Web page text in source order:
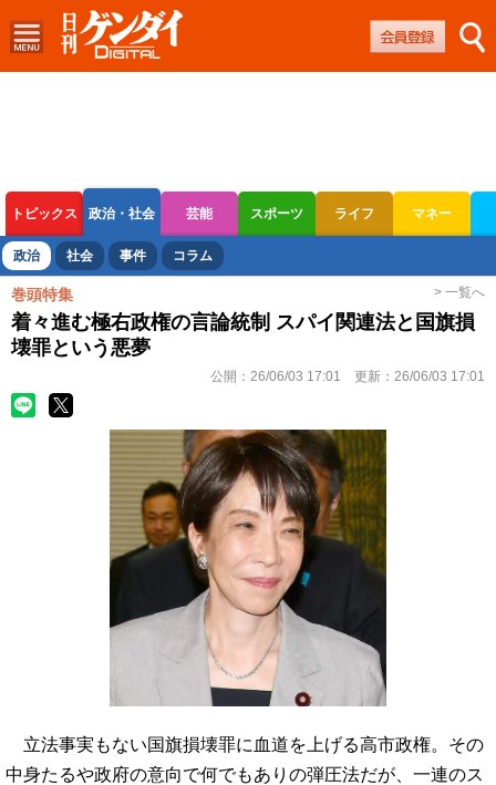
トピックス 政治・社会 芸能 スポーツ ライフ マネー
ボートレース 競輪 オートレース
政治 社会 事件 コラム
巻頭特集 > 一覧へ
着々進む極右政権の言論統制 スパイ関連法と国旗損
壊罪という悪夢
公開： 26/06/03 17:01 更新： 26/06/03 17:01
立法事実もない国旗損壊罪に血道を上げる高市政権。その
中身たるや政府の意向で何でもありの弾圧法だが、一連のス